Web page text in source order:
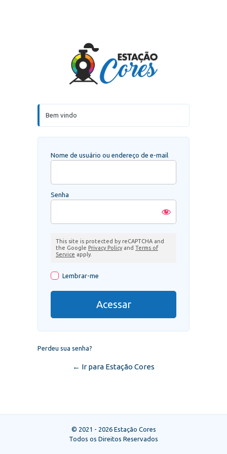
Bem vindo
Nome de usuário ou endereço de e-mail
Senha
This site is protected by reCAPTCHA and
the Google Privacy Policy and Terms of
Service apply.
Lembrar-me
Perdeu sua senha?
← Ir para Estação Cores
© 2021 - 2026 Estação Cores
Todos os Direitos Reservados